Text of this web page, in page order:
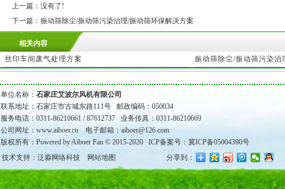
上一篇：没有了!
下一篇： 振动筛除尘/振动筛污染治理/振动筛环保解决方案
相关内容
丝印车间废气处理方案
振动筛除尘/振动筛污染治
单位名称： 石家庄艾波尔风机有限公司
联系地址：石家庄市古城东路111号 邮政编码：050034
服务电话：0311-86210661 / 87612737 业务传真：0311-86210669
公司网址： www.aiboer.cn 电子邮箱：aiboer@126.com
版权所有：Powered by Aiboer Fan © 2015-2020 ICP备案号：冀ICP备05004390号
技术支持：泛淼网络科技
网站地图 分享到：